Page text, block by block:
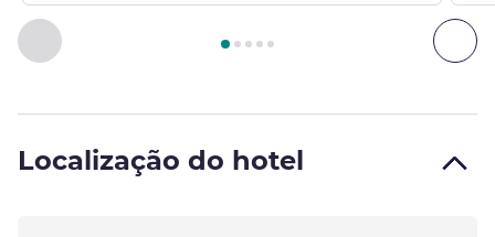
Anterior - Quarto
Página , Quarto 1 : Quarto Fairmont - cama de
Localização do hotel